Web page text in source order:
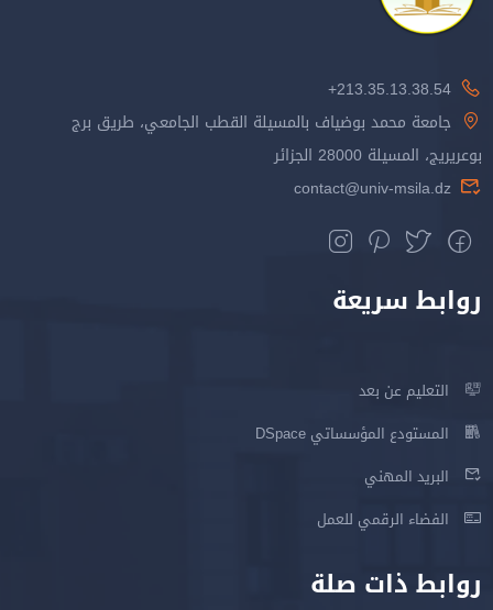
213.35.13.38.54+
جامعة محمد بوضياف بالمسيلة القطب الجامعي، طريق برج
بوعريريج، المسيلة 28000 الجزائر
contact@univ-msila.dz
روابط سريعة
التعليم عن بعد
المستودع المؤسساتي DSpace
البريد المهني
الفضاء الرقمي للعمل
روابط ذات صلة